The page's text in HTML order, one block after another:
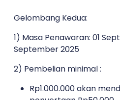
Gelombang Kedua:
1) Masa Penawaran: 01
September 2025
2) Pembelian minimal :
Rp1.000.000 akan